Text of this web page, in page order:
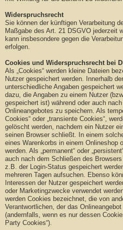
Widerspruchsrecht
Sie können der künftigen Verarbeitung
Maßgabe des Art. 21 DSGVO jederzeit
kann insbesondere gegen die
erfolgen.
Cookies und Widerspruchsrecht bei
Als „Cookies“ werden kleine Dateien
Nutzer gespeichert werden. Innerhalb
unterschiedliche Angaben gespeichert
dazu, die Angaben zu einem Nutzer
gespeichert ist) während oder auch
Onlineangebotes zu speichern. Als
Cookies“ oder „transiente Cookies“,
gelöscht werden, nachdem ein Nutzer
seinen Browser schließt. In einem
eines Warenkorbs in einem Onlineshop
werden. Als „permanent“ oder
auch nach dem Schließen des
z.B. der Login-Status gespeichert
mehreren Tagen aufsuchen. Ebenso
Interessen der Nutzer gespeichert
oder Marketingzwecke verwendet
werden Cookies bezeichnet, die von
Verantwortlichen, der das
(andernfalls, wenn es nur dessen
Party Cookies“).